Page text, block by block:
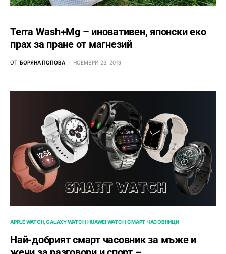
Terra Wash+Mg – иновативен, японски еко
прах за пране от магнезий
ОТ БОРЯНА ПОПОВА НОЕМВРИ 23, 2019
APPLE WATCH GALAXY WATCH HUAWEI WATCH СМАРТ ЧАСОВНИЦИ
Най-добрият смарт часовник за мъже и